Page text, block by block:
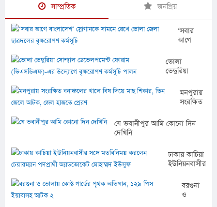
সাম্প্রতিক জনপ্রিয়
‘সবার
আগে
স্লোগানকে
সামনে
রেখে
জেলা
ছাত্রদলের
কর্মসূচি
ভোলা
ভেদুরিয়া
ডেভেলপমেন্ট
ফোরাম
(ভিএসডিএফ)-
বৃক্ষরোপণ
মনপুরায়
সংরক্ষিত
খালে বিষ
দিয়ে মাছ
জেলে
আটক,
হাজতে
প্রেরণ
যে ভবানীপুর আমি কোনো দিন
দেখিনি
ঢাকায় কাচিয়া
ইউনিয়নবাসীর
মতবিনিময়
করলেন
বরগুনা
ও